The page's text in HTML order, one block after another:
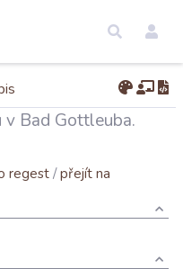
v Bad Gottleuba.
regest/přejít na